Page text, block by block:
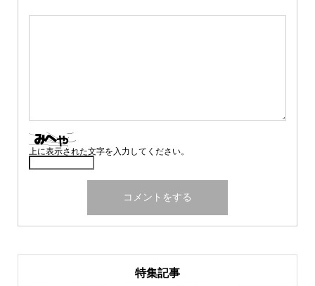
上に表示された文字を入力してください。
特集記事